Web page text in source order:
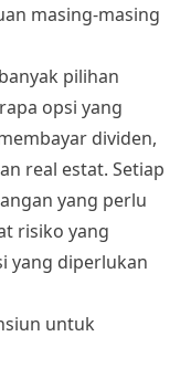
masing-masing
pilihan
opsi yang
dividen,
real estat. Setiap
yang perlu
risiko yang
yang diperlukan
untuk